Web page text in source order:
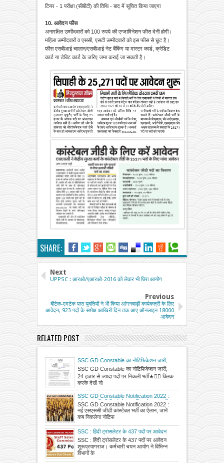
टियर - 1 परीक्षा (सीबीटी) की तिथि - बाद में सूचित किया जाएगा
10. आवेदन फीस
अनारक्षित उम्मीदवारों को 100 रुपये की एग्जामिनेशन फीस देनी होगी।
महिला उम्मीदवारों व एससी, एसटी उम्मीदवारों को इस फीस से छूट है।
फीस एसबीआई चालान/एसबीआई नेट बैंकिंग या मास्टर कार्ड, क्रेडिट
कार्ड या डेबिट कार्ड के जरिए जमा कराई जा सकती है।
SHARE:
Next
UPPSC : आरओ/एआरओ-2016 को लेकर भी घिरा आयोग
Previous
बीटेक-एमटेक पास युवतियों ने भी किया आंगनबाड़ी कार्यकत्री के लिए
आवेदन, 923 पदों के सापेक्ष आखिरी दिन तक आए ऑनलाइन 18000
आवेदन
RELATED POST
SSC GD Constable का नोटिफिकेशन जारी,
24 हजार से ज्यादा पदों पर निकली भर्ती, देखें
नोटिफिकेशन
SSC GD Constable का नोटिफिकेशन जारी,
24 हजार से ज्यादा पदों पर निकली भर्ती★👉🏻 क्लिक
करके देखें नो
SSC GD Constable Notification 2022 :
नई एसएससी जीडी कांस्टेबल भर्ती का ऐलान, जानें
कब निकलेगा नोटिफिकेशन और कब होगी परीक्षा
SSC GD Constable Notification 2022 :
नई एसएससी जीडी कांस्टेबल भर्ती का ऐलान, जानें
कब निकलेगा नोटिफ
SSC : हिंदी ट्रांसलेटर के 437 पदों पर आवेदन
शुरू
SSC : हिंदी ट्रांसलेटर के 437 पदों पर आवेदन
शुरूप्रयागराज। कर्मचारी चयन आयोग ने विभिन्न
विभागों के